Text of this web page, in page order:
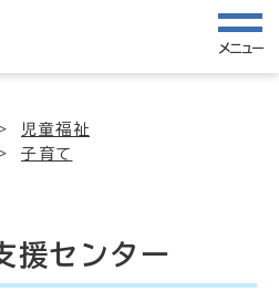
メニュー
児童福祉
子育て
援センター